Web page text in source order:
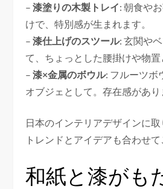
–漆塗りの木製トレイ: 朝食や
けで、特別感が生まれます。
–漆仕上げのスツール: 玄関や
て、ちょっとした腰掛けや物置
–漆×金属のボウル: フルーツボ
オブジェとして。存在感があり
日本のインテリアデザインに
トレンドとアイデアも合わせて
和紙と漆がも